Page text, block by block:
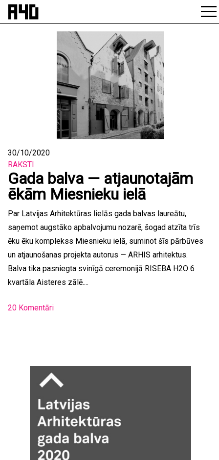
Skip
30/10/2020
RAKSTI
Gada balva — atjaunotajām
ēkām Miesnieku ielā
Par Latvijas Arhitektūras lielās gada balvas laureātu,
saņemot augstāko apbalvojumu nozarē, šogad atzīta trīs
ēku ēku komplekss Miesnieku ielā, suminot šīs pārbūves
un atjaunošanas projekta autorus — ARHIS arhitektus.
Balva tika pasniegta svinīgā ceremonijā RISEBA H2O 6
kvartāla Aisteres zālē....
20 Komentāri